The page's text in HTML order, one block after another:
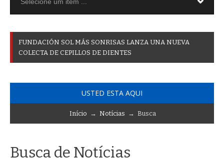
FUNDACIÓN SOL MÁS SONRISAS LANZA UNA NUEVA
COLECTA DE CEPILLOS DE DIENTES
USTED ESTA AQUI
Início → Notícias → Busca
Busca de Notícias